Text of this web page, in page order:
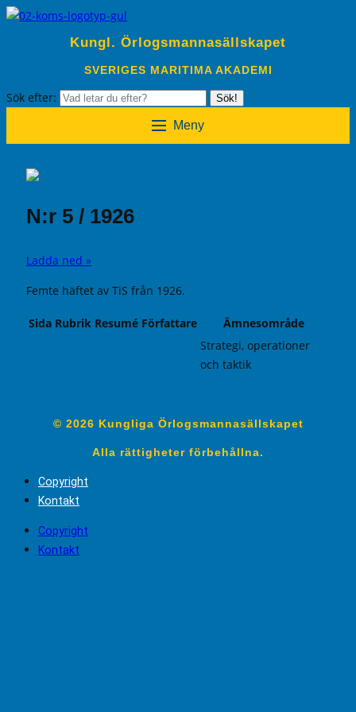
Kungl. Örlogsmannasällskapet
SVERIGES MARITIMA AKADEMI
Sök efter: Sök!
Meny
N:r 5 / 1926
Ladda ned »
Femte häftet av TiS från 1926.
Sida Rubrik Resumé Författare
Ämnesområde
Strategi, operationer
och taktik
© 2026 Kungliga Örlogsmannasällskapet
Alla rättigheter förbehållna.
Copyright
Kontakt
Copyright
Kontakt